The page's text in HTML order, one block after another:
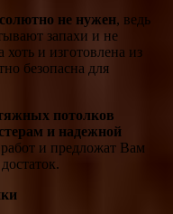
не нужен, ведь
запахи и не
и изготовлена из
безопасна для
потолков
и надежной
и предложат Вам